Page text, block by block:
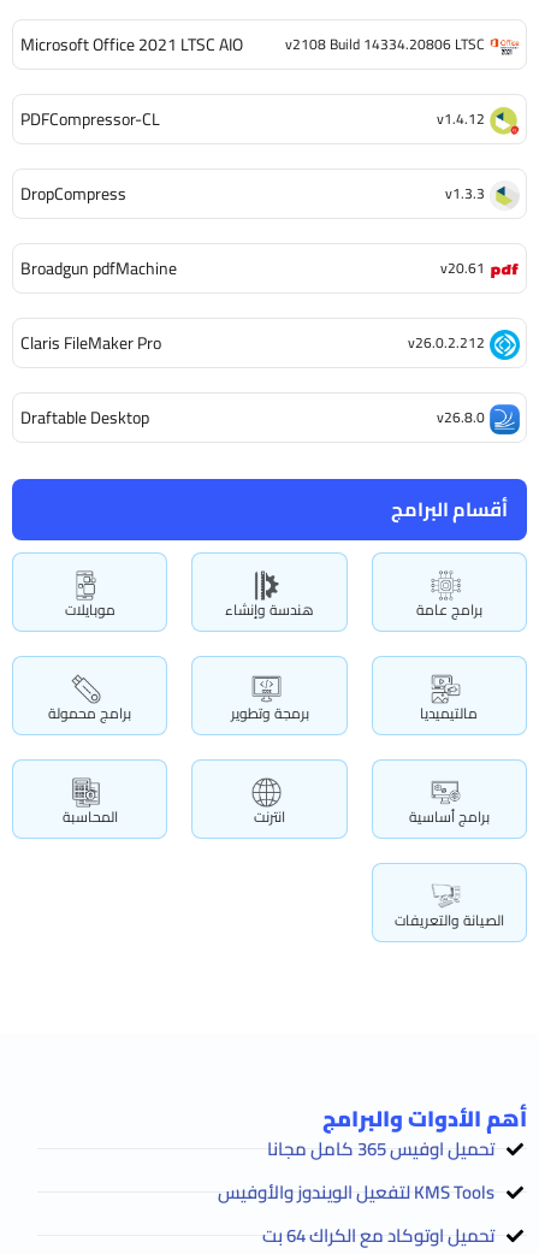
أقسام البرامج
برامج عامة هندسة وإنشاء موبايلات
مالتيميديا برمجة وتطوير برامج محمولة
برامج أساسية انترنت المحاسبة
الصيانة والتعريفات
Microsoft Office 2021 LTSC AIO v2108 Build 14334.20806 LTSC
PDFCompressor-CL v1.4.12
DropCompress v1.3.3
Broadgun pdfMachine v20.61
Claris FileMaker Pro v26.0.2.212
Draftable Desktop v26.8.0
أهم الأدوات والبرامج
تحميل اوفيس 365 كامل مجانا
KMS Tools لتفعيل الويندوز والأوفيس
تحميل اوتوكاد مع الكراك 64 بت